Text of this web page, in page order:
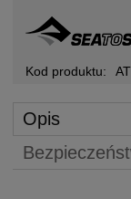
Kod produktu:
Opis